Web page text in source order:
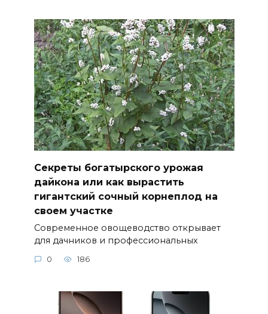
Секреты богатырского урожая
дайкона или как вырастить
гигантский сочный корнеплод на
своем участке
Современное овощеводство открывает
для дачников и профессиональных
0 186